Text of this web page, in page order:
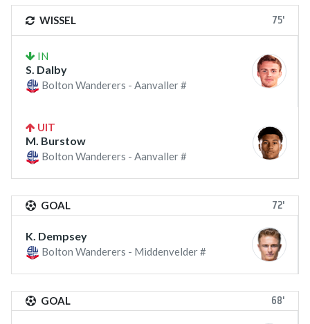
WISSEL 75'
IN
S. Dalby
Bolton Wanderers - Aanvaller #
UIT
M. Burstow
Bolton Wanderers - Aanvaller #
GOAL 72'
K. Dempsey
Bolton Wanderers - Middenvelder #
GOAL 68'